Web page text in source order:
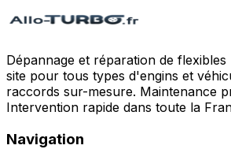
Dépannage et réparation de
site pour tous types d'engins et
raccords sur-mesure. Maintenance
Intervention rapide dans toute la
Navigation